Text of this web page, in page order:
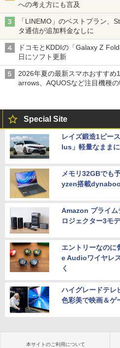
への考え方にも言及
「LINEMO」のベストプラン、
タ通信が追加料金なしに
ドコモとKDDIの「Galaxy Z
日にソフト更新
2026年夏の最新スマホおすす
arrows、AQUOSなど注目機種
Special Site
レイズ鍛造1ピー
lus」軽量なまま
メモリ32GBでも
yzen搭載
Amazon プライ
ロジェクター3モ
エントリーなの
e Audioワイヤレ
く
ハイグレードテレ
色彩美で映画＆ゲ
本サイトのご利用について